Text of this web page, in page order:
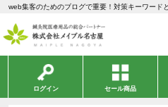
web集客のためのブログで重要！対策キーワード
ログイン セール商品